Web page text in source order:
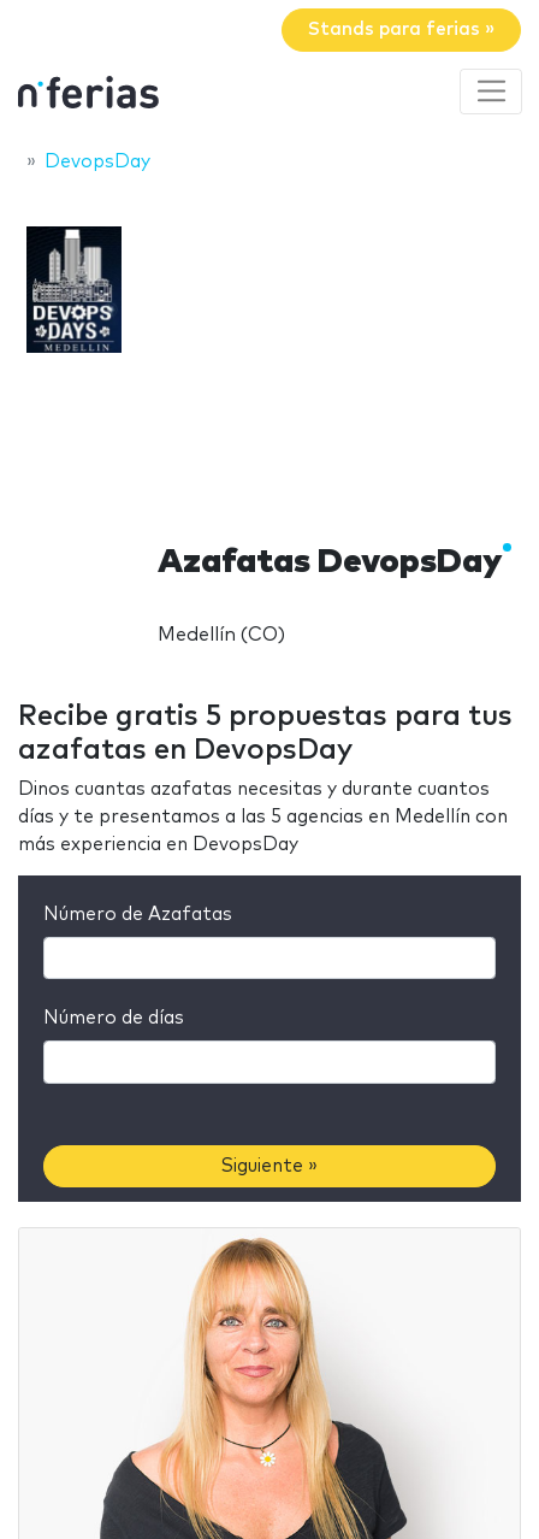
Stands para ferias »
DevopsDay
Azafatas DevopsDay
Medellín (CO)
Recibe gratis 5 propuestas para tus
azafatas en DevopsDay
Dinos cuantas azafatas necesitas y durante cuantos
días y te presentamos a las 5 agencias en Medellín con
más experiencia en DevopsDay
Número de Azafatas
Número de días
Siguiente »